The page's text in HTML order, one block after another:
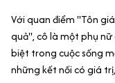
Với quan điểm ''Tôn
quả'', cô là một phụ
biệt trong cuộc sống
những kết nối có giá